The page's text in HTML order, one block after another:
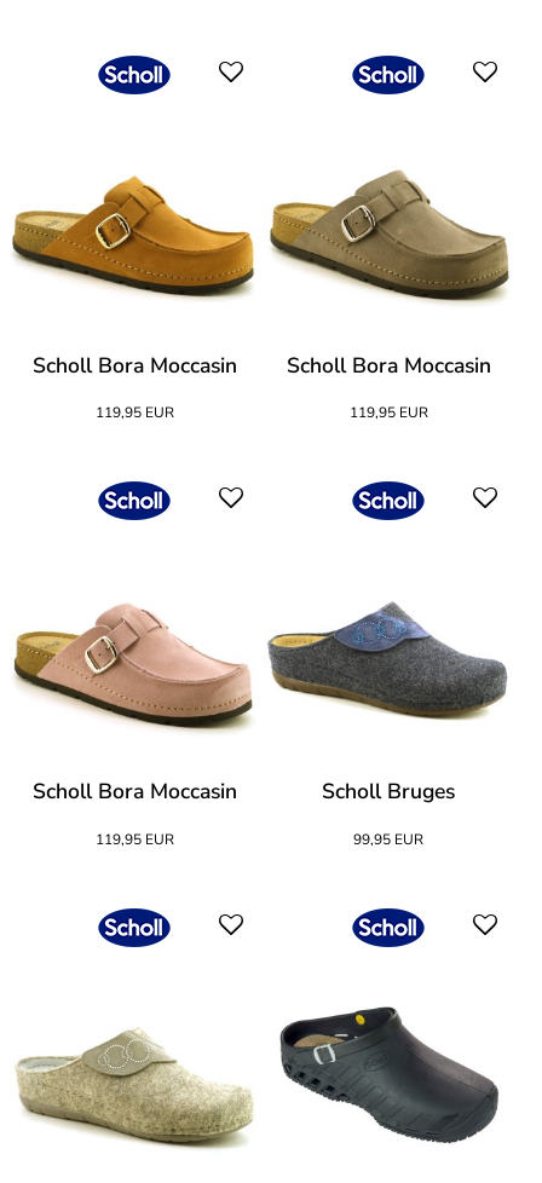
Scholl Bora Moccasin
119,95 EUR
Scholl Bora Moccasin
119,95 EUR
Scholl Bora Moccasin
119,95 EUR
Scholl Bruges
99,95 EUR